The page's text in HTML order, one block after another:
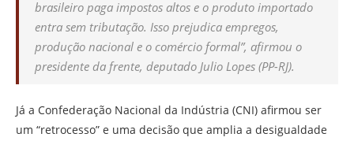
brasileiro paga impostos altos e o produto importado
entra sem tributação. Isso prejudica empregos,
produção nacional e o comércio formal”, afirmou o
presidente da frente, deputado Julio Lopes (PP-RJ).
Já a Confederação Nacional da Indústria (CNI) afirmou ser
um “retrocesso” e uma decisão que amplia a desigualdade